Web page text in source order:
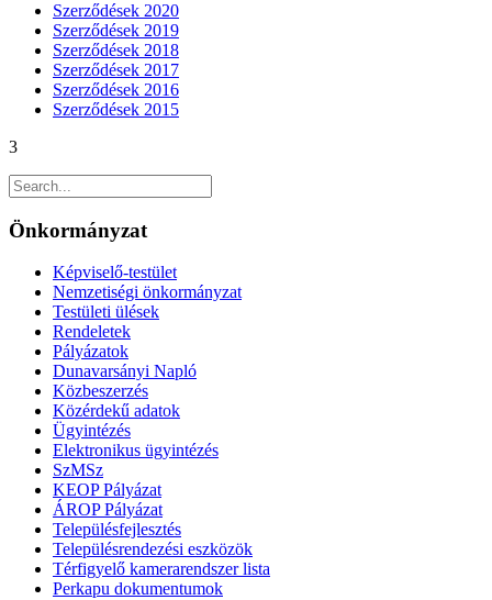
Szerződések 2020
Szerződések 2019
Szerződések 2018
Szerződések 2017
Szerződések 2016
Szerződések 2015
3
Önkormányzat
Képviselő-testület
Nemzetiségi önkormányzat
Testületi ülések
Rendeletek
Pályázatok
Dunavarsányi Napló
Közbeszerzés
Közérdekű adatok
Ügyintézés
Elektronikus ügyintézés
SzMSz
KEOP Pályázat
ÁROP Pályázat
Településfejlesztés
Településrendezési eszközök
Térfigyelő kamerarendszer lista
Perkapu dokumentumok